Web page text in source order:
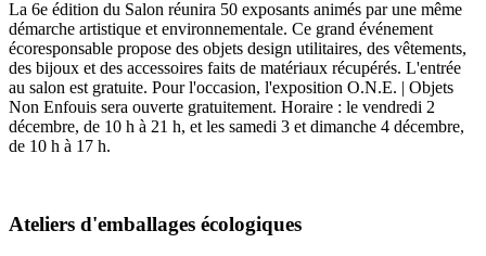
La 6e édition du Salon réunira 50 exposants animés par une même
démarche artistique et environnementale. Ce grand événement
écoresponsable propose des objets design utilitaires, des vêtements,
des bijoux et des accessoires faits de matériaux récupérés. L'entrée
au salon est gratuite. Pour l'occasion, l'exposition O.N.E. | Objets
Non Enfouis sera ouverte gratuitement. Horaire : le vendredi 2
décembre, de 10 h à 21 h, et les samedi 3 et dimanche 4 décembre,
de 10 h à 17 h.
Ateliers d'emballages écologiques